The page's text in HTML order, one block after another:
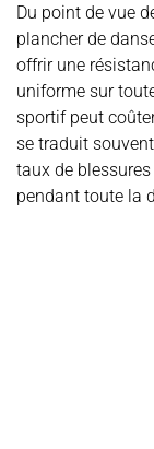
Du point de vue
plancher de
offrir une
uniforme sur
sportif peut
se traduit
taux de
pendant toute la